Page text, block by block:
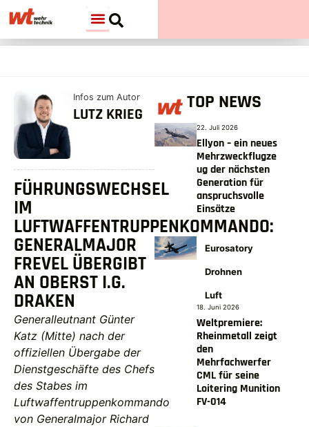
Infos zum Autor
LUTZ KRIEG
FÜHRUNGSWECHSEL
IM
LUFTWAFFENTRUPPENKOMMANDO:
GENERALMAJOR
FREVEL ÜBERGIBT
AN OBERST I.G.
DRAKEN
Generalleutnant Günter
Katz (Mitte) nach der
offiziellen Übergabe der
Dienstgeschäfte des Chefs
des Stabes im
Luftwaffentruppenkommando
von Generalmajor Richard
TOP NEWS
22. Juli 2026
Ellyon – ein neues
Mehrzweckflugze
ug der nächsten
Generation für
anspruchsvolle
Einsätze
Eurosatory
Drohnen
Luft
18. Juni 2026
Weltpremiere:
Rheinmetall zeigt
den
Mehrfachwerfer
CML für seine
Loitering Munition
FV-014